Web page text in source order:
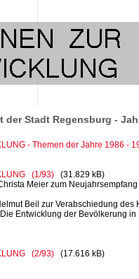
Stadt Regensburg -
- Themen der Jahre 1986 -
(1/93)
(31.829 kB)
Meier zum
Beil zur Verabschiedung des
Entwicklung der Bevölkerung
(2/93)
(17.616 kB)